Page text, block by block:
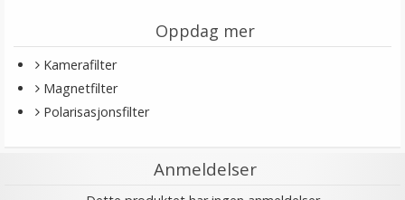
Oppdag mer
Kamerafilter
Magnetfilter
Polarisasjonsfilter
Anmeldelser